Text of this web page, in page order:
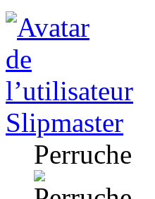
Slipmaster
Perruche